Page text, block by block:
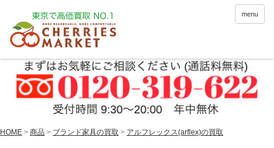
menu
HOME > 商品 > ブランド家具の買取 > アルフレックス(arflex)の買取